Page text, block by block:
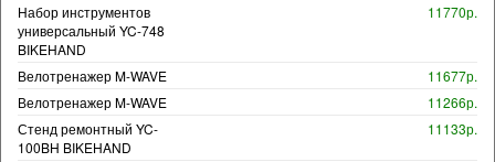
Набор инструментов
универсальный YC-748
BIKEHAND
11770р.
Велотренажер M-WAVE
11677р.
Велотренажер M-WAVE
11266р.
Стенд ремонтный YC-
100BH BIKEHAND
11133р.